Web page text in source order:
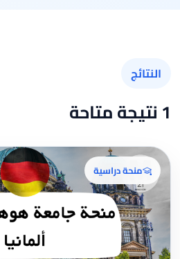
النتائج
1 نتيجة متاحة
منحة دراسية